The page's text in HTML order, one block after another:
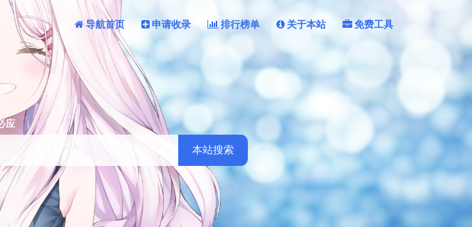
导航首页 申请收录 排行榜单 关于本站 免费工具
应
本站搜索